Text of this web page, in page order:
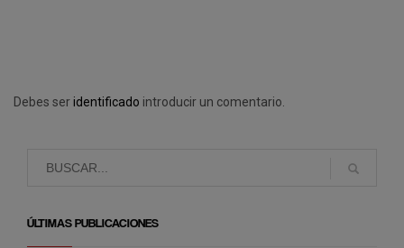
Debes seridentificado introducir un comentario.
ÚLTIMAS PUBLICACIONES